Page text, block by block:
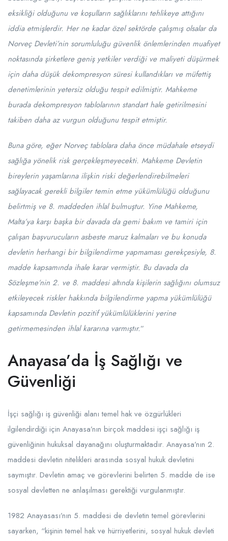
eksikliği olduğunu ve koşulların sağlıklarını tehlikeye attığını
iddia etmişlerdir. Her ne kadar özel sektörde çalışmış olsalar da
Norveç Devleti’nin sorumluluğu güvenlik önlemlerinden muafiyet
noktasında şirketlere geniş yetkiler verdiği ve maliyeti düşürmek
için daha düşük dekompresyon süresi kullandıkları ve müfettiş
denetimlerinin yetersiz olduğu tespit edilmiştir. Mahkeme
burada dekompresyon tablolarının standart hale getirilmesini
takiben daha az vurgun olduğunu tespit etmiştir.
Buna göre, eğer Norveç tablolara daha önce müdahale etseydi
sağlığa yönelik risk gerçekleşmeyecekti. Mahkeme Devletin
bireylerin yaşamlarına ilişkin riski değerlendirebilmeleri
sağlayacak gerekli bilgiler temin etme yükümlülüğü olduğunu
belirtmiş ve 8. maddeden ihlal bulmuştur. Yine Mahkeme,
Malta’ya karşı başka bir davada da gemi bakım ve tamiri için
çalışan başvurucuların asbeste maruz kalmaları ve bu konuda
devletin herhangi bir bilgilendirme yapmaması gerekçesiyle, 8.
madde kapsamında ihale karar vermiştir. Bu davada da
Sözleşme’nin 2. ve 8. maddesi altında kişilerin sağlığını olumsuz
etkileyecek riskler hakkında bilgilendirme yapma yükümlülüğü
kapsamında Devletin pozitif yükümlülüklerini yerine
getirmemesinden ihlal kararına varmıştır.”
Anayasa’da İş Sağlığı ve
Güvenliği
İşçi sağlığı iş güvenliği alanı temel hak ve özgürlükleri
ilgilendirdiği için Anayasa’nın birçok maddesi işçi sağlığı iş
güvenliğinin hukuksal dayanağını oluşturmaktadır. Anayasa’nın 2.
maddesi devletin nitelikleri arasında sosyal hukuk devletini
saymıştır. Devletin amaç ve görevlerini belirten 5. madde de ise
sosyal devletten ne anlaşılması gerektiği vurgulanmıştır.
1982 Anayasası’nın 5. maddesi de devletin temel görevlerini
sayarken, “kişinin temel hak ve hürriyetlerini, sosyal hukuk devleti